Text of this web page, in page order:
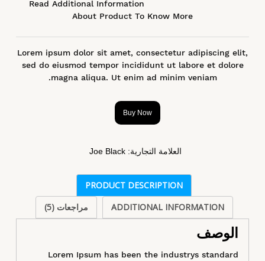
Read Additional Information
About Product To Know More
Lorem ipsum dolor sit amet, consectetur adipiscing elit,
sed do eiusmod tempor incididunt ut labore et dolore
magna aliqua. Ut enim ad minim veniam.
Buy Now
العلامة التجارية: Joe Black
PRODUCT DESCRIPTION
ADDITIONAL INFORMATION
مراجعات (5)
الوصف
Lorem Ipsum has been the industrys standard